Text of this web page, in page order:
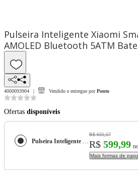
Pulseira Inteligente Xiaomi
AMOLED Bluetooth 5ATM
4000093904 Vendido e entregue por Ponto
Ofertas disponíveis
Pulseira Inteligente Xiaomi Smart Band 10 1,72” AMOLED Bluetooth 5ATM Bateria Durável Rosa
R$ 631,57
R$ 599,99
Mais formas de